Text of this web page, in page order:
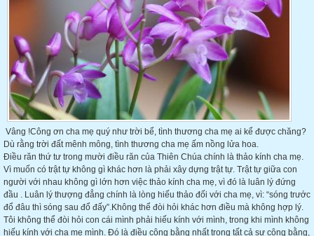
Vâng !Công ơn cha mẹ quý như trời bể, tình thương cha mẹ ai kể được chăng?
Dù rằng trời đất mênh mông, tình thương cha mẹ ấm nồng lửa hoa.
Điều răn thứ tư trong mười điều răn của Thiên Chúa chính là thảo kính cha mẹ.
Vì muốn có trật tự không gì khác hơn là phải xây dựng trật tự. Trật tự giữa con
người với nhau không gì lớn hơn việc thảo kính cha mẹ, vì đó là luân lý đứng
đầu . Luân lý thượng đẳng chính là lòng hiếu thảo đối với cha mẹ, vì: “sóng trước
đổ đâu thì sóng sau đổ đấy”.Không thể đòi hỏi khác hơn điều mà không hợp lý.
Tôi không thể đòi hỏi con cái mình phải hiếu kính với mình, trong khi mình không
hiếu kính với cha mẹ mình. Đó là điều công bằng nhất trong tất cả sự công bằng,